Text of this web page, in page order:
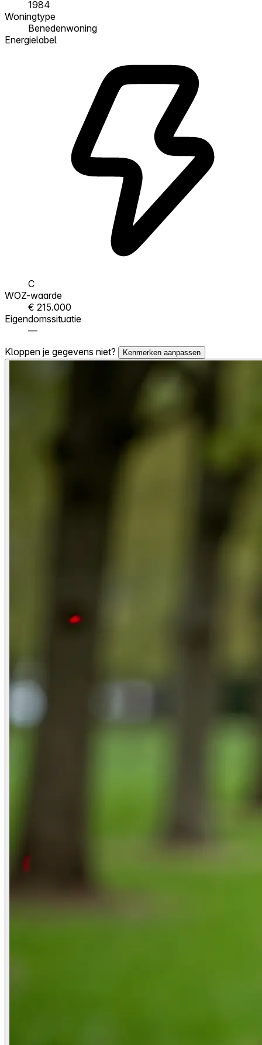
1984
Woningtype
Benedenwoning
Energielabel
C
WOZ-waarde
€ 215.000
Eigendomssituatie
—
Kloppen je gegevens niet?
Kenmerken aanpassen